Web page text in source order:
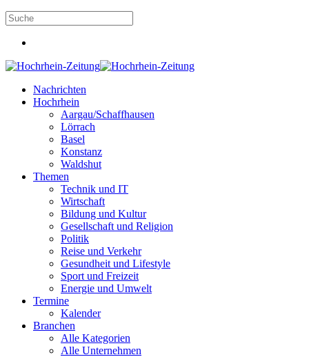
Nachrichten
Hochrhein
Aargau/Schaffhausen
Lörrach
Basel
Konstanz
Waldshut
Themen
Technik und IT
Wirtschaft
Bildung und Kultur
Gesellschaft und Religion
Politik
Reise und Verkehr
Gesundheit und Lifestyle
Sport und Freizeit
Energie und Umwelt
Termine
Kalender
Branchen
Alle Kategorien
Alle Unternehmen